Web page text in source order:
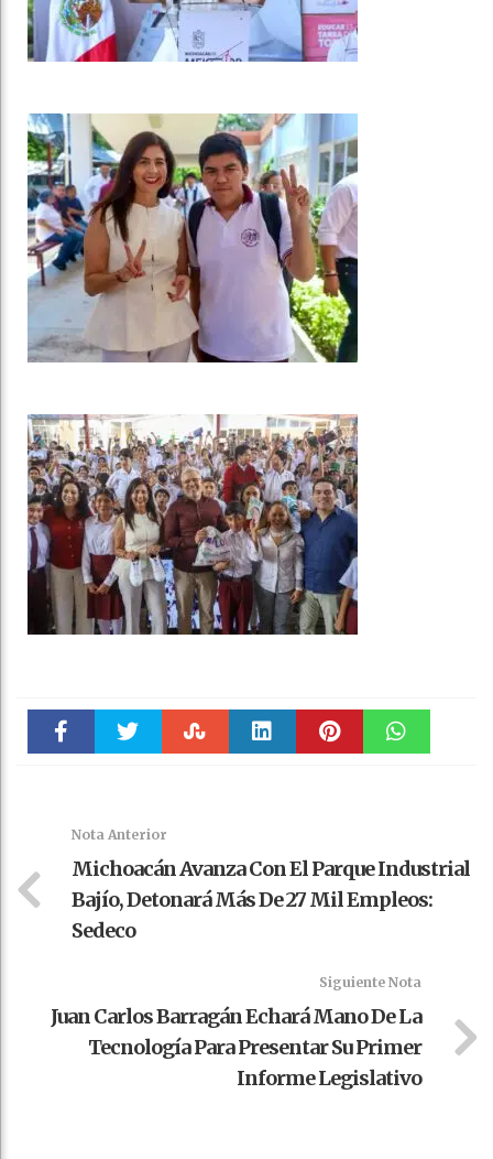
Nota Anterior
Michoacán Avanza Con El Parque Industrial
Bajío, Detonará Más De 27 Mil Empleos:
Sedeco
Siguiente Nota
Juan Carlos Barragán Echará Mano De La
Tecnología Para Presentar Su Primer
Informe Legislativo